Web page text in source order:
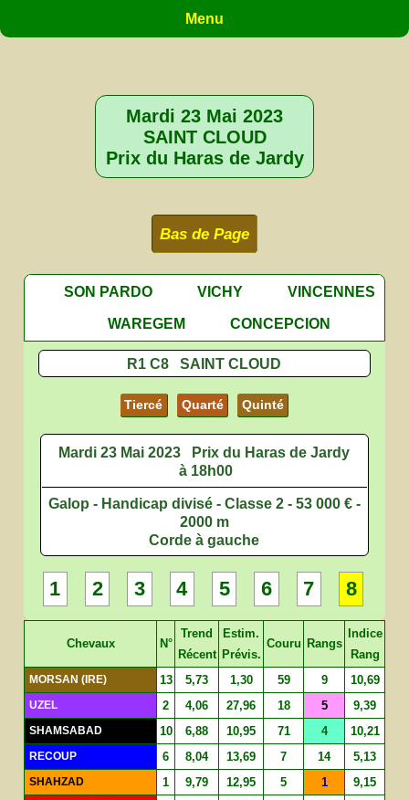
Menu
Mardi 23 Mai 2023
SAINT CLOUD
Prix du Haras de Jardy
Bas de Page
SON PARDO VICHY
VINCENNES
WAREGEM
CONCEPCION
R1 C8 SAINT CLOUD
Tiercé Quarté Quinté
Mardi 23 Mai 2023
Prix du Haras de Jardy
à 18h00
Galop - Handicap divisé - Classe 2 - 53 000 € -
2000 m
Corde à gauche
1 2 3 4 5 6 7 8
Chevaux N°
Trend
Récent
Estim.
Prévis.
Couru Rangs
Indice
Rang
MORSAN (IRE) 13 5,73 1,30 59 9 10,69
UZEL 2 4,06 27,96 18 5 9,39
SHAMSABAD 10 6,88 10,95 71 4 10,21
RECOUP 6 8,04 13,69 7 14 5,13
SHAHZAD 1 9,79 12,95 5 1 9,15